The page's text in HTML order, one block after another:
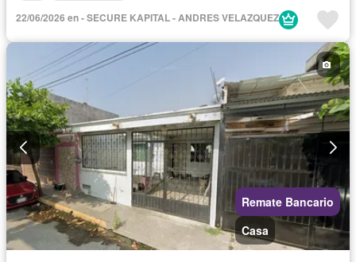
22/06/2026 en - SECURE KAPITAL - ANDRES VELAZQUEZ
Remate Bancario
Casa